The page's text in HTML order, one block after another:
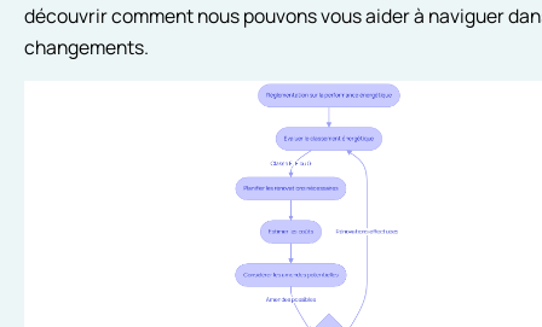
découvrir comment nous pouvons vous aider à naviguer
changements.